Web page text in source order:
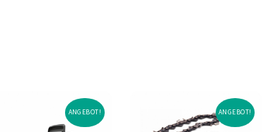
ANGEBOT! ANGEBOT!